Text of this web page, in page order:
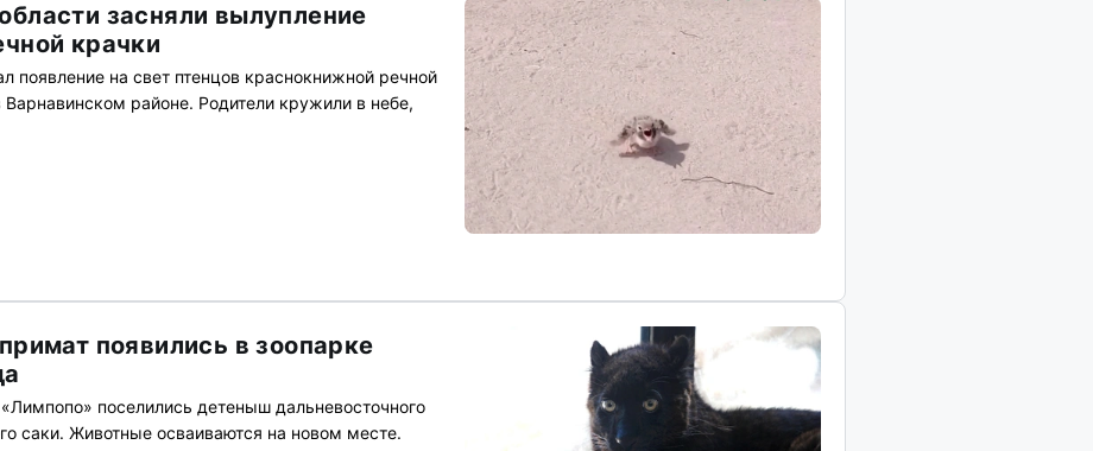
засняли вылупление
крачки
появление на свет птенцов краснокнижной речной
районе. Родители кружили в небе,
появились в зоопарке
поселились детеныш дальневосточного
саки. Животные осваиваются на новом месте.